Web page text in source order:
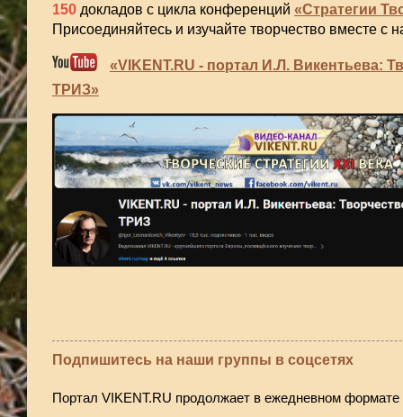
150 докладов с цикла конференций «Стратегии
Присоединяйтесь и изучайте творчество вместе с
«VIKENT.RU - портал И.Л. Викентьева:
ТРИЗ»
Подпишитесь на наши группы в соцсетях
Портал VIKENT.RU продолжает в ежедневном формате